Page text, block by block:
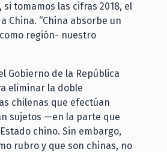
tomamos las cifras 2018, el
China. “China absorbe un
región- nuestro
Gobierno de la República
eliminar la doble
chilenas que efectúan
sujetos —en la parte que
chino. Sin embargo,
rubro y que son chinas, no